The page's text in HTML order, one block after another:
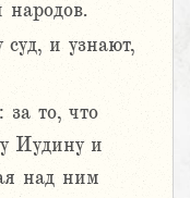
народов.
и узнают,
за то, что
Иудину и
над ним